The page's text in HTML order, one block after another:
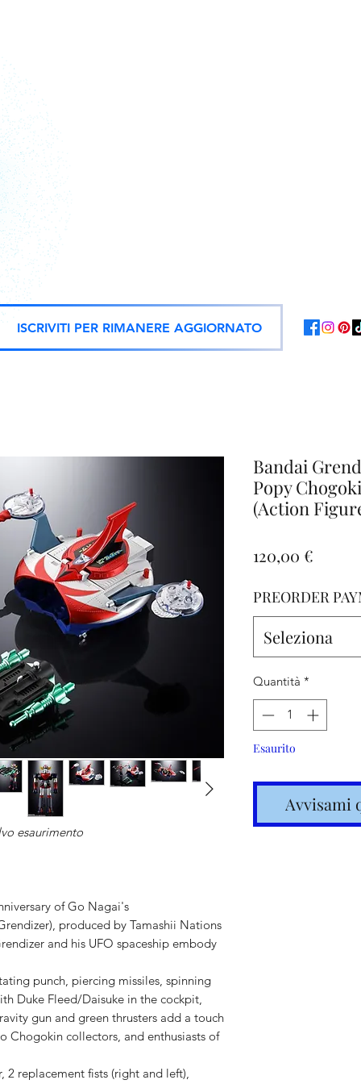
ISCRIVITI PER RIMANERE AGGIORNATO
esaurimento
of Go Nagai's
produced by Tamashii Nations
and his UFO spaceship embody
punch, piercing missiles, spinning
Duke Fleed/Daisuke in the cockpit,
gun and green thrusters add a touch
Chogokin collectors, and enthusiasts of
2 replacement fists (right and left),
Bandai
Popy
(Action
120,00 €
PREORDER
Seleziona
Quantità *
Esaurito
Avvisami